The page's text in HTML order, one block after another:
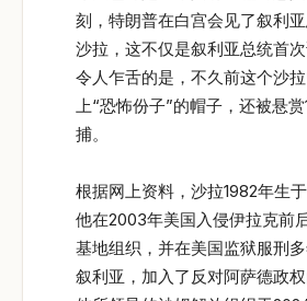
刻，特朗普在白宫会见了叙利
沙拉，这不仅是叙利亚总统首
令人乍舌的是，不久前这个沙
上“恐怖份子”的帽子，还被悬
捕。
根据网上资料，沙拉1982年生
他在2003年美国入侵伊拉克前
基地组织，并在美国监狱服刑
叙利亚，加入了反对阿萨德政权